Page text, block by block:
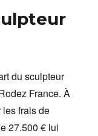
du sculpteur
France. À
frais de
27.500 € lui